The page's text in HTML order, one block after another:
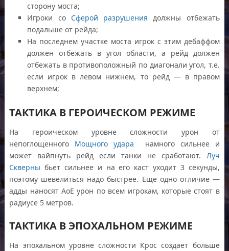
сторону моста;
Игроки со Сферой разрушения должны отбежать
подальше от рейда;
На последнем участке моста игрок с этим дебаффом
должен отбежать в угол области, а рейд должен
отбежать в противоположный по диагонали угол, т.е.
если игрок в левом нижнем, то рейд — в правом
верхнем;
ТАКТИКА В ГЕРОИЧЕСКОМ РЕЖИМЕ
На героическом уровне сложности урон от
непоглощенного Мощного удара намного сильнее и
может вайпнуть рейд если танки не сработают. Луч
Скверны бьет сильнее и на его каст уходит 3 секунды,
поэтому шевелиться надо быстрее. Еще одно отличие —
адды наносят АоЕ урон по всем игрокам, которые стоят в
радиусе 5 метров.
ТАКТИКА В ЭПОХАЛЬНОМ РЕЖИМЕ
На эпохальном уровне сложности Крос создает больше